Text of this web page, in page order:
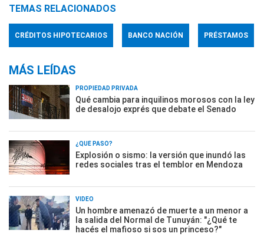
TEMAS RELACIONADOS
CRÉDITOS HIPOTECARIOS BANCO NACIÓN PRÉSTAMOS
MÁS LEÍDAS
PROPIEDAD PRIVADA
Qué cambia para inquilinos morosos con la ley
de desalojo exprés que debate el Senado
¿QUÉ PASÓ?
Explosión o sismo: la versión que inundó las
redes sociales tras el temblor en Mendoza
VIDEO
Un hombre amenazó de muerte a un menor a
la salida del Normal de Tunuyán: "¿Qué te
hacés el mafioso si sos un princeso?"